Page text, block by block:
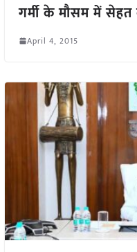
गर्मी के मौसम में
April 4, 2015